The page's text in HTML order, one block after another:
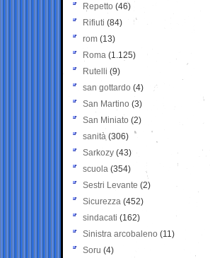
Repetto (46)
Rifiuti (84)
rom (13)
Roma (1.125)
Rutelli (9)
san gottardo (4)
San Martino (3)
San Miniato (2)
sanità (306)
Sarkozy (43)
scuola (354)
Sestri Levante (2)
Sicurezza (452)
sindacati (162)
Sinistra arcobaleno (11)
Soru (4)